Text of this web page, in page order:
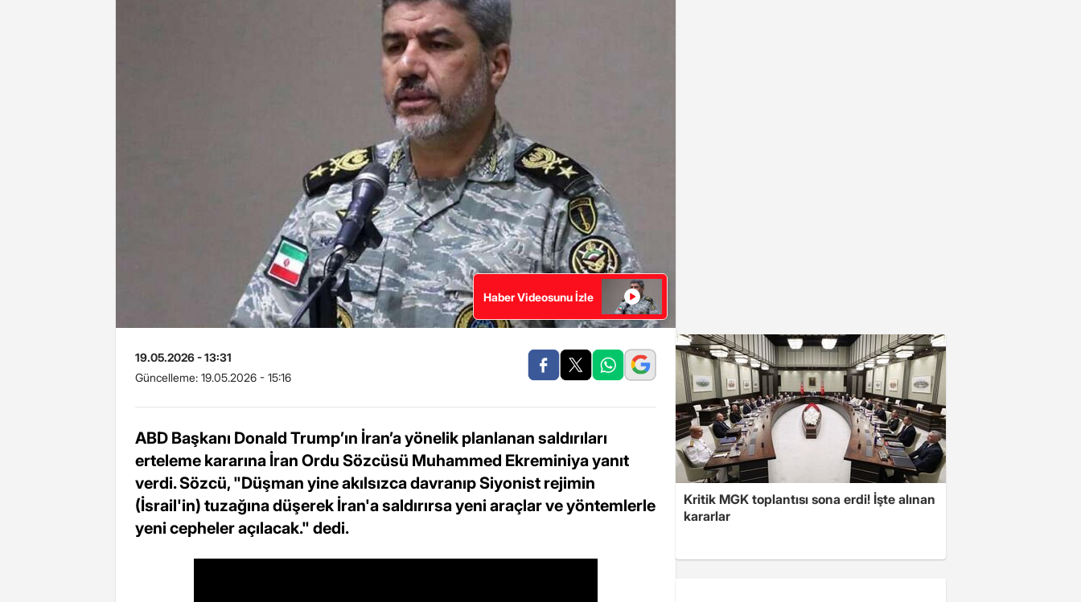
Haber Videosunu İzle
19.05.2026 - 13:31
Güncelleme: 19.05.2026 - 15:16
ABD Başkanı Donald Trump’ın İran’a yönelik planlanan saldırıları
erteleme kararına İran Ordu Sözcüsü Muhammed Ekreminiya yanıt
verdi. Sözcü, "Düşman yine akılsızca davranıp Siyonist rejimin
(İsrail'in) tuzağına düşerek İran'a saldırırsa yeni araçlar ve yöntemlerle
yeni cepheler açılacak." dedi.
Kritik MGK toplantısı sona erdi! İşte alınan
kararlar